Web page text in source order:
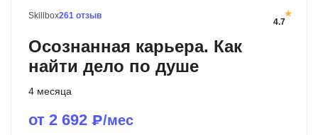
Осознанная карьера. Как
найти дело по душе
Skillbox
4.7
261 отзыв
от 2 692 ₽/мес
4 месяца